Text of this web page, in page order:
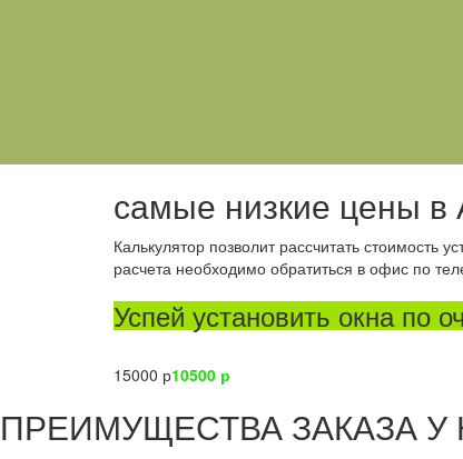
самые низкие цены в
Калькулятор позволит рассчитать
расчета необходимо обратиться в офис по
Успей установить окна по
15000 р10500 р
ПРЕИМУЩЕСТВА ЗАКАЗА У